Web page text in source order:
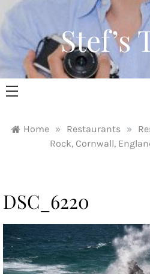
Skip
content
Stef’s
Home » Restaurants »
Rock, Cornwall,
DSC_6220